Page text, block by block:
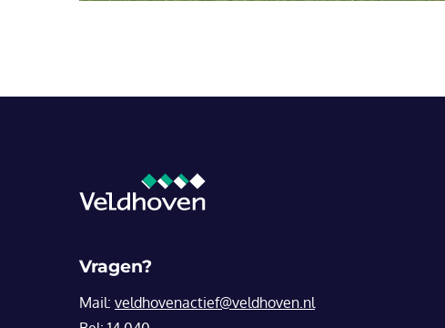
Vragen?
Mail: veldhovenactief@veldhoven.nl